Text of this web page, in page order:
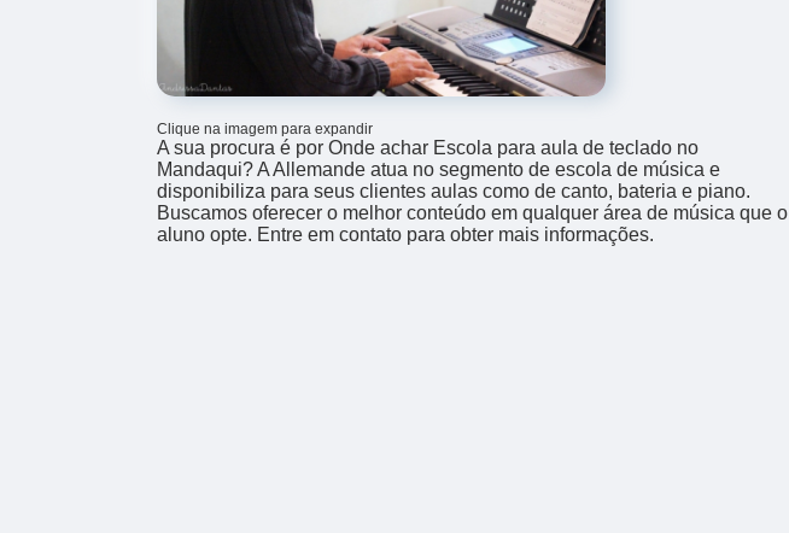
Clique na imagem para expandir
A sua procura é por Onde achar Escola para aula de teclado no
Mandaqui? A Allemande atua no segmento de escola de música e
disponibiliza para seus clientes aulas como de canto, bateria e piano.
Buscamos oferecer o melhor conteúdo em qualquer área de música que o
aluno opte. Entre em contato para obter mais informações.